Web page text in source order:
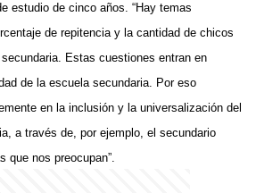
estudio de cinco años. “Hay temas
de repitencia y la cantidad de chicos
Estas cuestiones entran en
de la escuela secundaria. Por eso
en la inclusión y la universalización del
a través de, por ejemplo, el secundario
que nos preocupan”.